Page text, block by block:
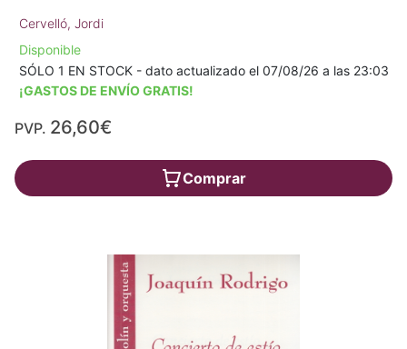
Cervelló, Jordi
Disponible
SÓLO 1 EN STOCK - dato actualizado el 07/08/26 a las 23:03
¡GASTOS DE ENVÍO GRATIS!
PVP. 26,60€
Comprar